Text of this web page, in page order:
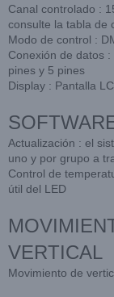
Canal controlado :
consulte la tabla de
Modo de control :
Conexión de datos
pines y 5 pines
Display : Pantalla
Actualización : el
uno y por grupo a
Control de
útil del LED
VERTICAL
Movimiento de